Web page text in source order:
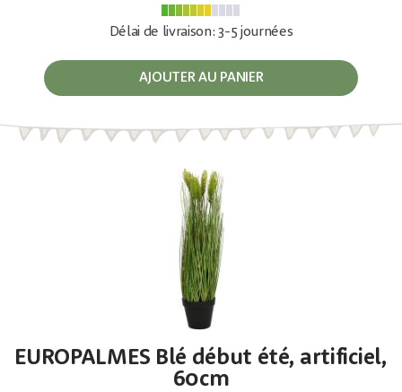
Délai de livraison: 3-5 journées
AJOUTER AU PANIER
EUROPALMES Blé début été, artificiel,
60cm